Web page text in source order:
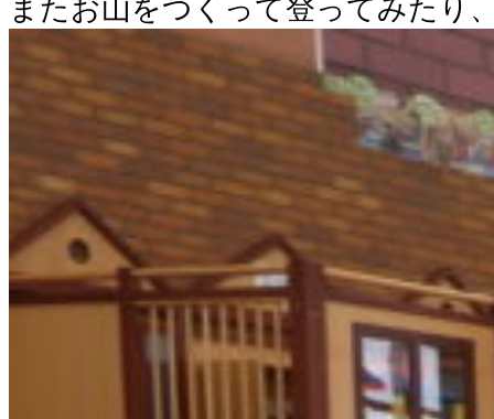
またお山をつくって登ってみたり